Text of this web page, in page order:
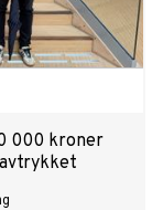
000 kroner